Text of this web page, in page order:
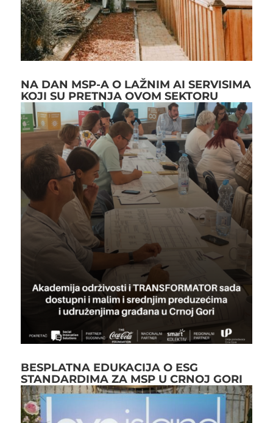
NA DAN MSP-A O LAŽNIM AI SERVISIMA
KOJI SU PRETNJA OVOM SEKTORU
BESPLATNA EDUKACIJA O ESG
STANDARDIMA ZA MSP U CRNOJ GORI